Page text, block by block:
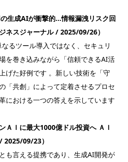
生成AIが衝撃的…情報漏洩リスク回
ネスジャーナル / 2025/09/26）
るツール導入ではなく、セキュリ
を巻き込みながら「信頼できるAI活
げた好例です 。新しい技術を「守
「共創」によって定着させるプロセ
における一つの答えを示しています
ＡＩに最大1000億ドル投資へ ＡＩ
2025/09/23）
も言える提携であり、生成AI開発が